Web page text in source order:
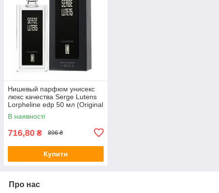
Нишевый парфюм унисекс
люкс качества Serge Lutens
Lorpheline edp 50 мл (Original
Quality)
В наявності
716,80 ₴ 896 ₴
Купити
Про нас